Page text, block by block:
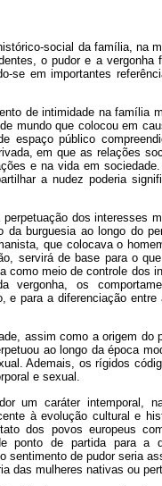
social da família, na
o pudor e a vergonha
se em importantes
de intimidade na família
mundo que colocou em
público
em que as relações
e na vida em
a nudez poderia
dos interesses
burguesia ao longo do
que colocava o
servirá de base para o
meio de controle dos
vergonha, os
e para a diferenciação
assim como a origem do
ao longo da época
Ademais, os rígidos
e sexual.
um caráter intemporal,
à evolução cultural e
dos povos europeus
ponto de partida para a
de pudor seria
das mulheres nativas ou